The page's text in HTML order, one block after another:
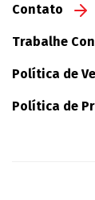
Contato
Trabalhe
Política de
Política de